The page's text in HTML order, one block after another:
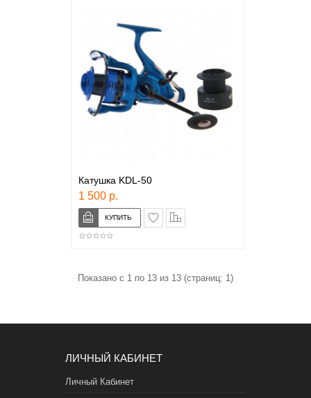
Катушка KDL-50
1 500 р.
в закладки
Показано с 1 по 13 из 13 (страниц: 1)
ЛИЧНЫЙ КАБИНЕТ
Личный Кабинет